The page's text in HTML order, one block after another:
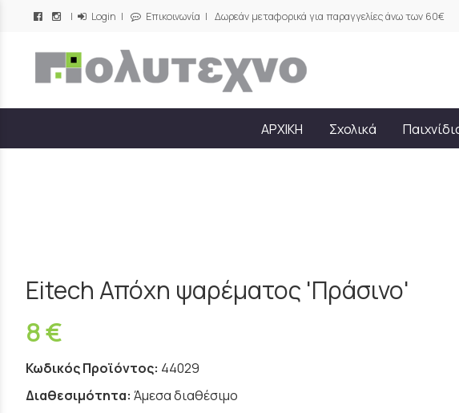
| Login | Επικοινωνία | Δωρεάν μεταφορικά για παραγγελίες άνω των 60€
/
ΑΡΧΙΚΗ Σχολικά
Eitech Απόχη ψαρέματος 'Πράσινο'
8 €
Κωδικός Προϊόντος: 44029
Διαθεσιμότητα: Άμεσα διαθέσιμο